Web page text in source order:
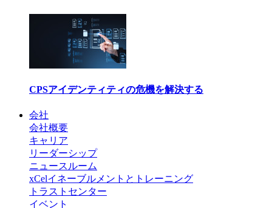
CPSアイデンティティの危機を解決する
会社
会社概要
キャリア
リーダーシップ
ニュースルーム
xCelイネーブルメントとトレーニング
トラストセンター
イベント